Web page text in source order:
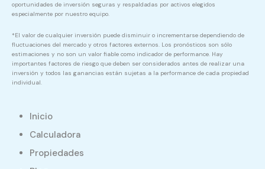
oportunidades de inversión seguras y respaldadas por activos elegidos
especialmente por nuestro equipo.
*El valor de cualquier inversión puede disminuir o incrementarse dependiendo de
fluctuaciones del mercado y otros factores externos. Los pronósticos son sólo
estimaciones y no son un valor fiable como indicador de performance. Hay
importantes factores de riesgo que deben ser considerados antes de realizar una
inversión y todos las ganancias están sujetas a la performance de cada propiedad
individual.
Inicio
Calculadora
Propiedades